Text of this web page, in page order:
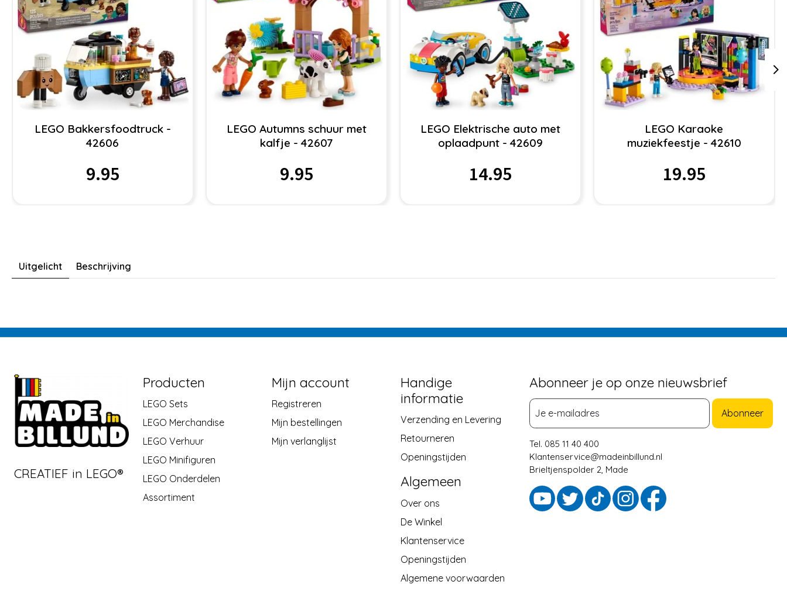
LEGO Bakkersfoodtruck -
42606
9.95
LEGO Autumns schuur met
kalfje - 42607
9.95
LEGO Elektrische auto met
oplaadpunt - 42609
14.95
LEGO Karaoke
muziekfeestje - 42610
19.95
Uitgelicht Beschrijving
CREATIEF in LEGO®
Producten
LEGO Sets
LEGO Merchandise
LEGO Verhuur
LEGO Minifiguren
LEGO Onderdelen
Assortiment
Mijn account
Registreren
Mijn bestellingen
Mijn verlanglijst
Handige
informatie
Verzending en Levering
Retourneren
Openingstijden
Algemeen
Over ons
De Winkel
Klantenservice
Openingstijden
Algemene voorwaarden
Abonneer je op onze nieuwsbrief
Abonneer
Tel. 085 11 40 400
Klantenservice@madeinbillund.nl
Brieltjenspolder 2, Made